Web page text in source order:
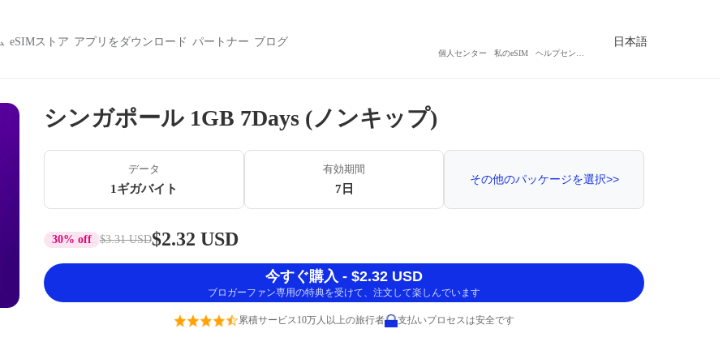
eSIMストア アプリをダウンロード パートナー ブログ
個人センター 私のeSIM
日本語
シンガポール 1GB 7Days (ノンキップ)
データ
1ギガバイト
有効期間
7日
その他のパッケージを選択>>
30% off $3.31 USD$2.32 USD
今すぐ購入 - $2.32 USD
ブロガーファン専用の特典を受けて、注文して楽しんでいます
累積サービス10万人以上の旅行者 支払いプロセスは安全です